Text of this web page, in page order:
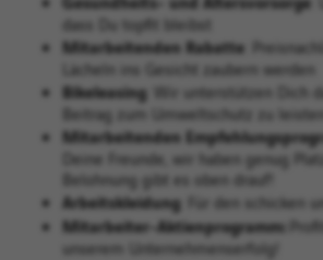
dass Du topfit bleibst
Mitarbeitenden Rabatte :
Lächeln ins Gesicht zaubern werden
Bikeleasing: Wir unterstützen Dich
Beitrag zum Umweltschutz zu leisten
Mitarbeitenden
Deine Freunde, wir haben genug
Belohnung gibt es oben drauf!
Arbeitskleidung: Für den schicken
Mitarbeiter-Aktienprogramm:
unserem Unternehmenserfolg!